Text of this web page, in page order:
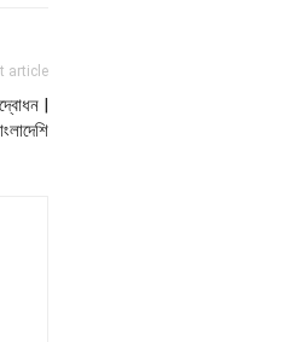
article
|